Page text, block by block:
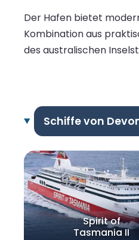
Der Hafen bietet
Kombination aus
des australischen
Schiffe von
Spirit of
Tasmania II